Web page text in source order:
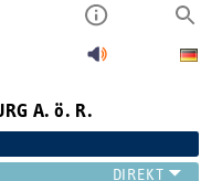
A. ö. R.